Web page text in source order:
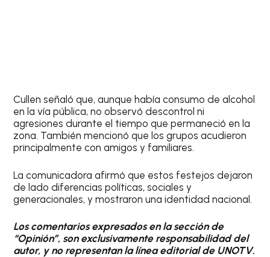
Cullen señaló que, aunque había consumo de alcohol
en la vía pública, no observó descontrol ni
agresiones durante el tiempo que permaneció en la
zona. También mencionó que los grupos acudieron
principalmente con amigos y familiares.
La comunicadora afirmó que estos festejos dejaron
de lado diferencias políticas, sociales y
generacionales, y mostraron una identidad nacional.
Los comentarios expresados en la sección de
“Opinión”, son exclusivamente responsabilidad del
autor, y no representan la línea editorial de UNOTV.